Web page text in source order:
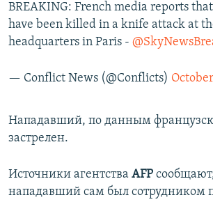
BREAKING: French media reports
have been killed in a knife attack at
headquarters in Paris -
— Conflict News (@Conflicts)
Нападавший, по данным
застрелен.
Источники агентства AFP
нападавший сам был сотрудником